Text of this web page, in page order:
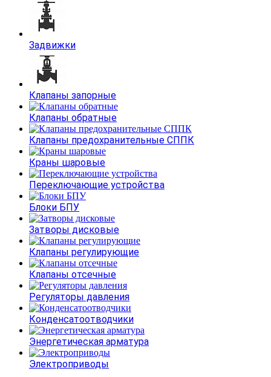
Задвижки
Клапаны запорные
Клапаны обратные
Клапаны предохранительные СППК
Краны шаровые
Переключающие устройства
Блоки БПУ
Затворы дисковые
Клапаны регулирующие
Клапаны отсечные
Регуляторы давления
Конденсатоотводчики
Энергетическая арматура
Электроприводы